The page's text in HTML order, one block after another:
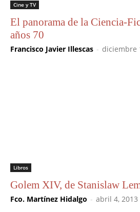
Cine y TV
El panorama de la Ciencia-
años 70
Francisco Javier Illescas - diciembre
Libros
Golem XIV, de Stanislaw
Fco. Martínez Hidalgo - abril 4, 2013